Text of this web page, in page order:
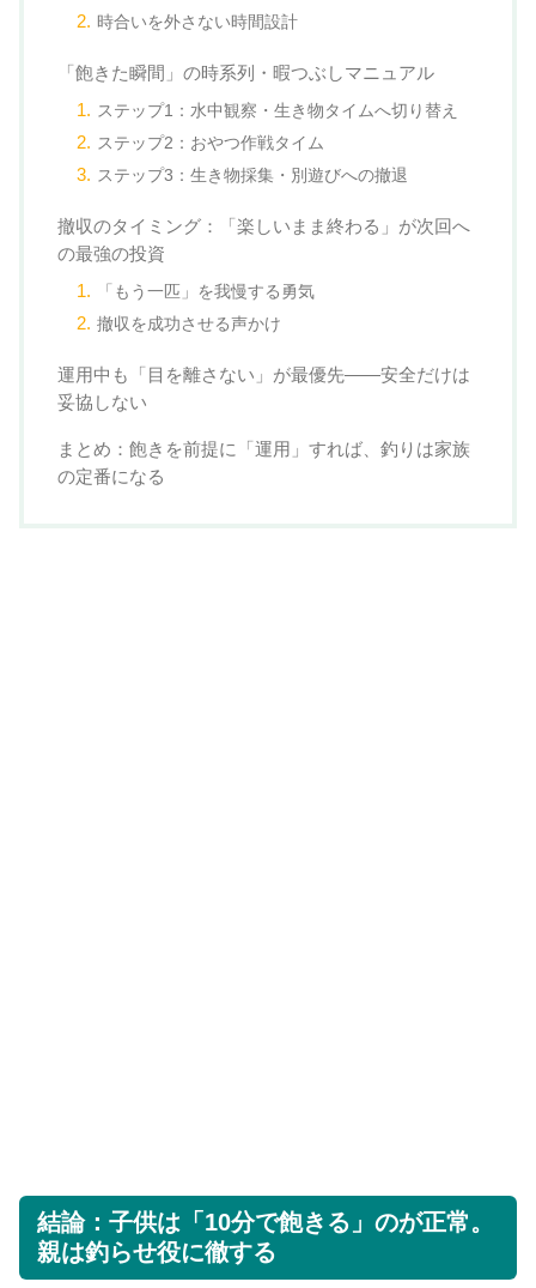
時合いを外さない時間設計
「飽きた瞬間」の時系列・暇つぶしマニュアル
ステップ1：水中観察・生き物タイムへ切り替え
ステップ2：おやつ作戦タイム
ステップ3：生き物採集・別遊びへの撤退
撤収のタイミング：「楽しいまま終わる」が次回へ
の最強の投資
「もう一匹」を我慢する勇気
撤収を成功させる声かけ
運用中も「目を離さない」が最優先——安全だけは
妥協しない
まとめ：飽きを前提に「運用」すれば、釣りは家族
の定番になる
結論：子供は「10分で飽きる」のが正常。
親は釣らせ役に徹する